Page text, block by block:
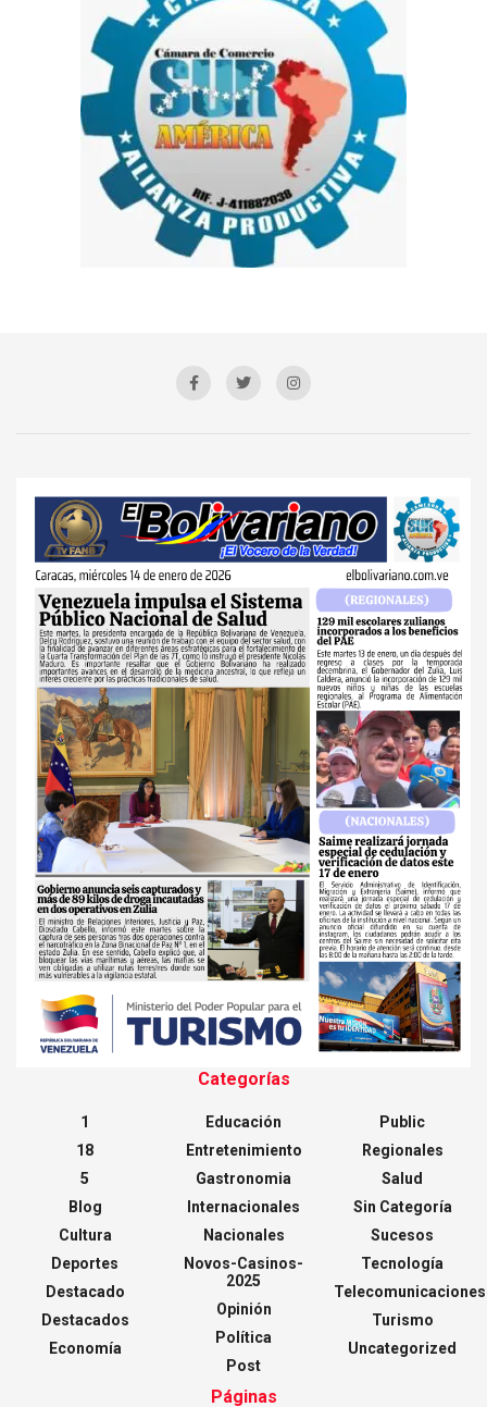
Categorías
1
18
5
Blog
Cultura
Deportes
Destacado
Destacados
Economía
Educación
Entretenimiento
Gastronomia
Internacionales
Nacionales
Novos-Casinos-
2025
Opinión
Política
Post
Public
Regionales
Salud
Sin Categoría
Sucesos
Tecnología
Telecomunicaciones
Turismo
Uncategorized
Páginas